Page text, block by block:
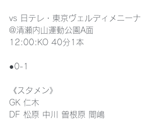
vs 日テレ・東京ヴェルディメニーナ
@清瀬内山運動公園A面
12:00:KO 40分1本
●0-1
《スタメン》
GK 仁木
DF 松原 中川 曽根原 間嶋